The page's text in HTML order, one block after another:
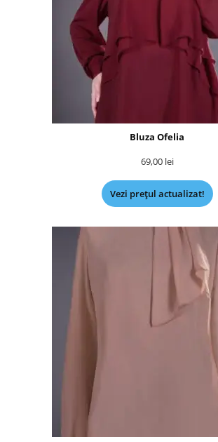
Bluza Ofelia
69,00 lei
Vezi prețul actualizat!